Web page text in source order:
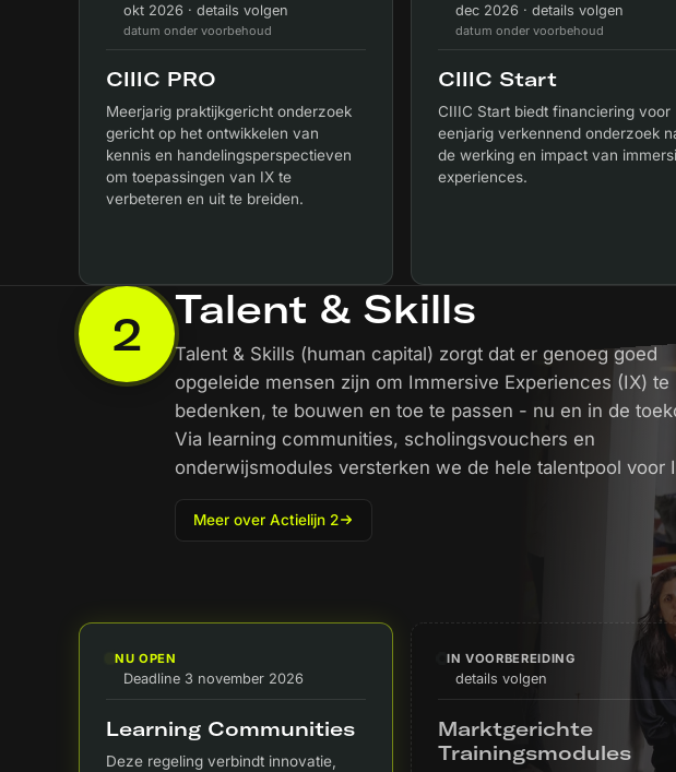
okt 2026 · details volgen
datum onder voorbehoud
CIIIC PRO
Meerjarig praktijkgericht onderzoek
gericht op het ontwikkelen van
kennis en handelingsperspectieven
om toepassingen van IX te
verbeteren en uit te breiden.
dec 2026 · details volgen
datum onder voorbehoud
CIIIC Start
CIIIC Start biedt financiering voor
eenjarig verkennend onderzoek
de werking en impact van
experiences.
2 Talent & Skills
Talent & Skills (human capital) zorgt dat er genoeg goed
opgeleide mensen zijn om Immersive Experiences (IX) te
bedenken, te bouwen en toe te passen - nu en in de
Via learning communities, scholingsvouchers en
onderwijsmodules versterken we de hele talentpool voor
Meer over Actielijn 2
NU OPEN
Deadline 3 november 2026
Learning Communities
Deze regeling verbindt innovatie,
IN VOORBEREIDING
details volgen
Marktgerichte
Trainingsmodules